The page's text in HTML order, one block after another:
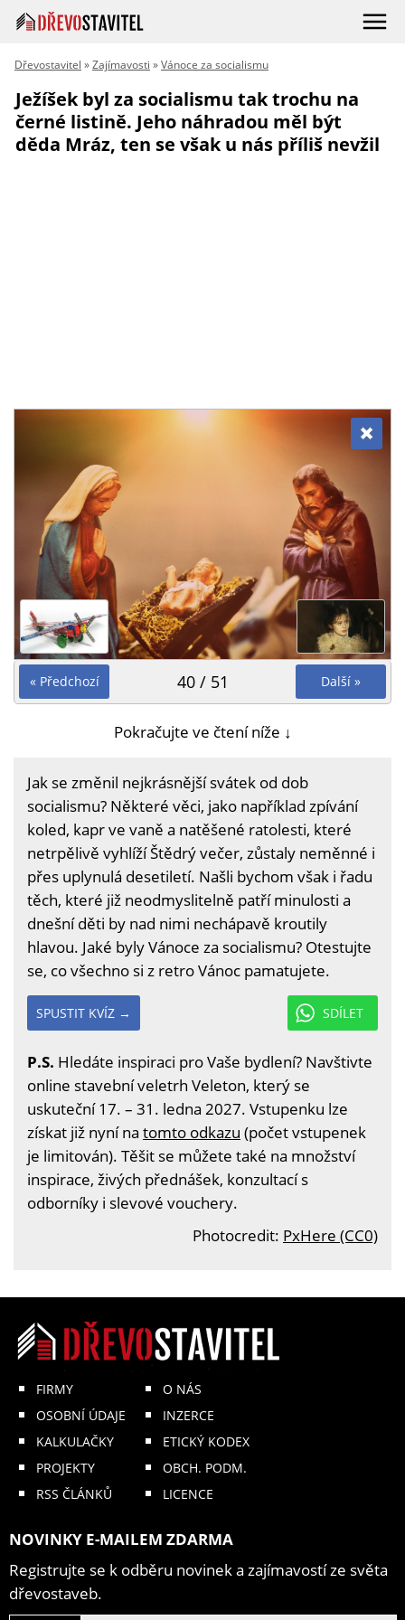
Dřevostavitel »Zajímavosti »Vánoce za socialismu
Ježíšek byl za socialismu tak trochu na
černé listině. Jeho náhradou měl být
děda Mráz, ten se však u nás příliš nevžil
« Předchozí Další »
40 / 51
Pokračujte ve čtení níže ↓
Jak se změnil nejkrásnější svátek od dob
socialismu? Některé věci, jako například zpívání
koled, kapr ve vaně a natěšené ratolesti, které
netrpělivě vyhlíží Štědrý večer, zůstaly neměnné i
přes uplynulá desetiletí. Našli bychom však i řadu
těch, které již neodmyslitelně patří minulosti a
dnešní děti by nad nimi nechápavě kroutily
hlavou. Jaké byly Vánoce za socialismu? Otestujte
se, co všechno si z retro Vánoc pamatujete.
SDÍLET
SPUSTIT KVÍZ →
P.S. Hledáte inspiraci pro Vaše bydlení? Navštivte
online stavební veletrh Veleton, který se
uskuteční 17. – 31. ledna 2027. Vstupenku lze
získat již nyní na tomto odkazu (počet vstupenek
je limitován). Těšit se můžete také na množství
inspirace, živých přednášek, konzultací s
odborníky i slevové vouchery.
Photocredit: PxHere (CC0)
FIRMY
OSOBNÍ ÚDAJE
KALKULAČKY
PROJEKTY
RSS ČLÁNKŮ
O NÁS
INZERCE
ETICKÝ KODEX
OBCH. PODM.
LICENCE
NOVINKY E-MAILEM ZDARMA
Registrujte se k odběru novinek a zajímavostí ze světa
dřevostaveb.